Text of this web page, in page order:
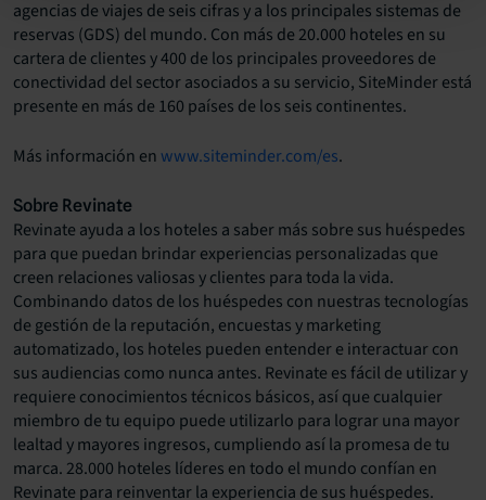
agencias de viajes de seis cifras y a los principales sistemas de
reservas (GDS) del mundo. Con más de 20.000 hoteles en su
cartera de clientes y 400 de los principales proveedores de
conectividad del sector asociados a su servicio, SiteMinder está
presente en más de 160 países de los seis continentes.
Más información enwww.siteminder.com/es.
Sobre Revinate
Revinate ayuda a los hoteles a saber más sobre sus huéspedes
para que puedan brindar experiencias personalizadas que
creen relaciones valiosas y clientes para toda la vida.
Combinando datos de los huéspedes con nuestras tecnologías
de gestión de la reputación, encuestas y marketing
automatizado, los hoteles pueden entender e interactuar con
sus audiencias como nunca antes. Revinate es fácil de utilizar y
requiere conocimientos técnicos básicos, así que cualquier
miembro de tu equipo puede utilizarlo para lograr una mayor
lealtad y mayores ingresos, cumpliendo así la promesa de tu
marca. 28.000 hoteles líderes en todo el mundo confían en
Revinate para reinventar la experiencia de sus huéspedes.